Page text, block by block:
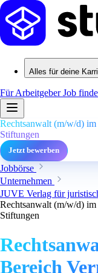
Alles für deine
Für ArbeitgeberJob
Rechtsanwalt (m/w/d)
Stiftungen
Jetzt bewerben
Jobbörse
Unternehmen
JUVE Verlag für
Rechtsanwalt (m/w/d)
Stiftungen
Bereich